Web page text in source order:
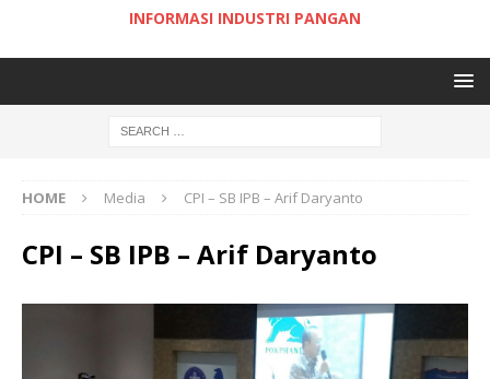
INFORMASI INDUSTRI PANGAN
HOME Media CPI – SB IPB – Arif Daryanto
CPI – SB IPB – Arif Daryanto